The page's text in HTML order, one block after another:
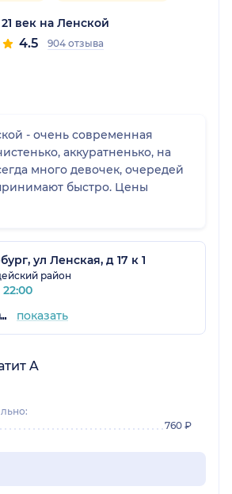
21 век на Ленской
4.5 904 отзыва
- очень современная
много девочек, очередей
быстро. Цены
ул Ленская, д 17 к 1
район
+7 (812) 603-60-42 показать
A
760 ₽